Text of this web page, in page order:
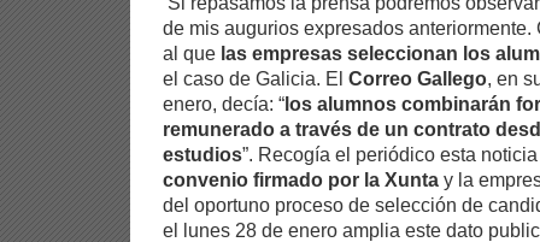
de mis augurios expresados
al que las empresas seleccionan los
el caso de Galicia. El Correo Gallego, en
enero, decía: “los alumnos combinarán
remunerado a través de un contrato
estudios”. Recogía el periódico esta
convenio firmado por la Xunta y la
del oportuno proceso de selección de
el lunes 28 de enero amplia este dato